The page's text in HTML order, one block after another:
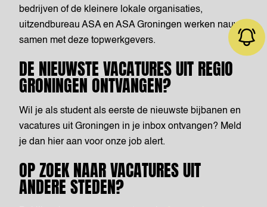
Job alert
bedrijven of de kleinere lokale organisaties,
uitzendbureau ASA en ASA Groningen werken nauw
samen met deze topwerkgevers.
DE NIEUWSTE VACATURES UIT REGIO
GRONINGEN ONTVANGEN?
Wil je als student als eerste de nieuwste bijbanen en
vacatures uit Groningen in je inbox ontvangen? Meld
je dan hier aan voor onze job alert.
OP ZOEK NAAR VACATURES UIT
ANDERE STEDEN?